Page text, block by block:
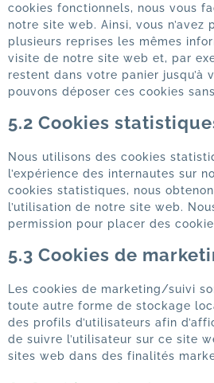
cookies fonctionnels, nous vous
notre site web. Ainsi, vous n’avez
plusieurs reprises les mêmes
visite de notre site web et, par
restent dans votre panier jusqu’à
pouvons déposer ces cookies
5.2 Cookies
Nous utilisons des cookies
l’expérience des internautes sur
cookies statistiques, nous
l’utilisation de notre site web.
permission pour placer des
5.3 Cookies de
Les cookies de marketing/suivi
toute autre forme de stockage
des profils d’utilisateurs afin
de suivre l’utilisateur sur ce site
sites web dans des finalités